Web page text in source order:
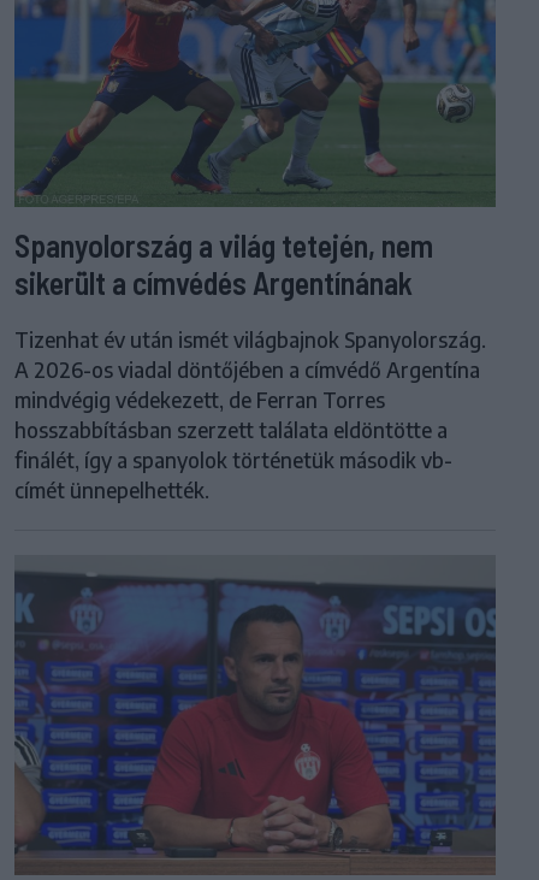
Spanyolország a világ tetején, nem
sikerült a címvédés Argentínának
Tizenhat év után ismét világbajnok Spanyolország.
A 2026-os viadal döntőjében a címvédő Argentína
mindvégig védekezett, de Ferran Torres
hosszabbításban szerzett találata eldöntötte a
finálét, így a spanyolok történetük második vb-
címét ünnepelhették.